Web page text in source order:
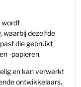
wordt
waarbij dezelfde
die gebruikt
-papieren.
en kan verwerkt
ontwikkelaars,